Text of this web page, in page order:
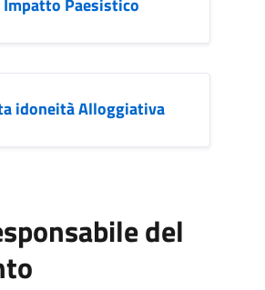
idoneità Alloggiativa
del